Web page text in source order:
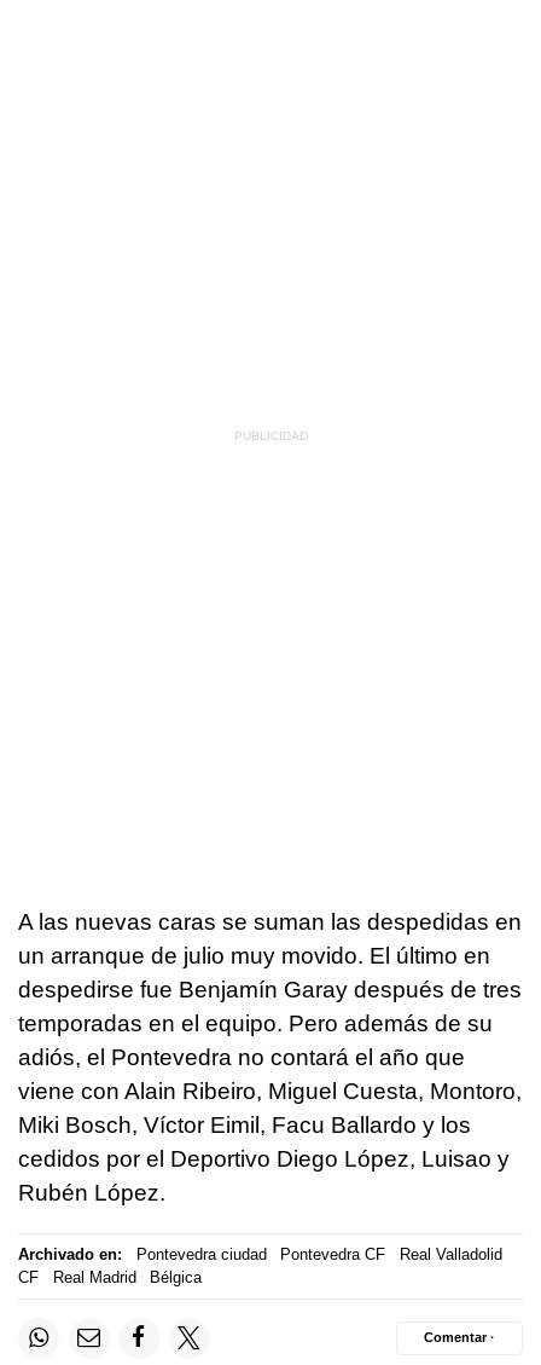
A las nuevas caras se suman las despedidas en
un arranque de julio muy movido. El último en
despedirse fue Benjamín Garay después de tres
temporadas en el equipo. Pero además de su
adiós, el Pontevedra no contará el año que
viene con Alain Ribeiro, Miguel Cuesta, Montoro,
Miki Bosch, Víctor Eimil, Facu Ballardo y los
cedidos por el Deportivo Diego López, Luisao y
Rubén López.
Archivado en: Pontevedra ciudad Pontevedra CF
Real Valladolid
CF
Real Madrid Bélgica
Comentar ·